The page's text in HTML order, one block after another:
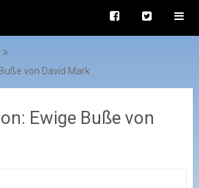
von David Mark
Ewige Buße von